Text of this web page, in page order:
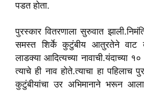
पडत होता.
पुरस्कार वितरणाला सुरुवात
समस्त शिर्के कुटुंबीय आतुरतेने वाट
लाडक्या आदित्यच्या नावाची.यंदाच्या १०
त्याचे ही नाव होते.त्याचा हा पहिलाच
कुटुंबीयांचा उर अभिमानाने भरून आला